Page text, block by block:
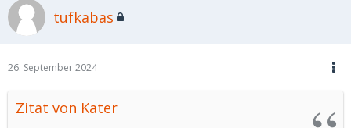
tufkabas
26. September 2024
Zitat von Kater